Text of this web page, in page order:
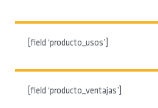
[field ‘producto_usos’]
[field ‘producto_ventajas’]